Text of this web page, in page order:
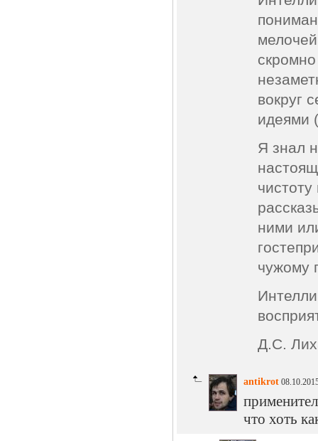
вокруг
идеями
Я знал
ними
чужому
Д.С.
antikrot
что хоть